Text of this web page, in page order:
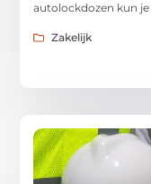
autolockdozen kun
Zakelijk